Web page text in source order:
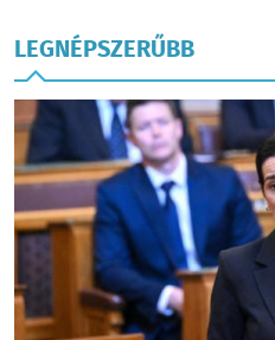
LEGNÉPSZERŰBB